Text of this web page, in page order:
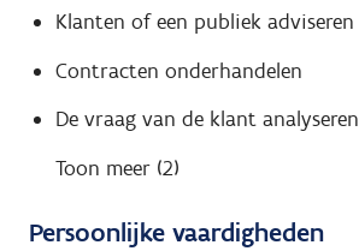
Klanten of een publiek adviseren
Contracten onderhandelen
De vraag van de klant analyseren
Toon meer (2)
Persoonlijke vaardigheden